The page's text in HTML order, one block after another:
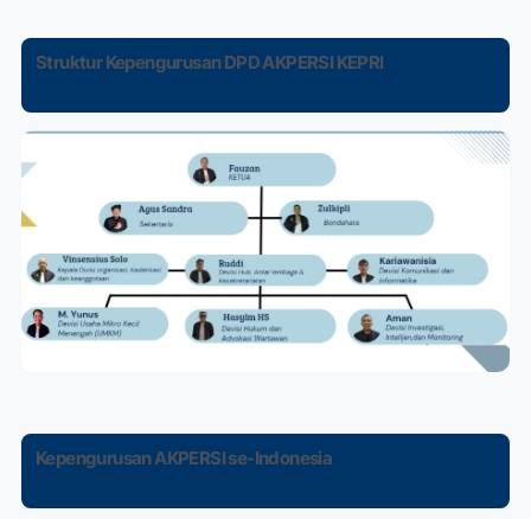
Struktur Kepengurusan DPD AKPERSI KEPRI
Kepengurusan AKPERSI se-Indonesia